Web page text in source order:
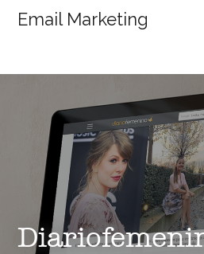
Email Marketing